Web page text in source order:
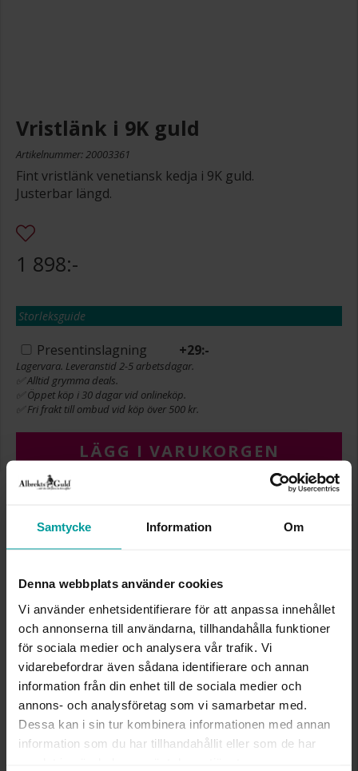
Samtycke Information Om
Denna webbplats använder cookies
Vi använder enhetsidentifierare för att anpassa innehållet
och annonserna till användarna, tillhandahålla funktioner
för sociala medier och analysera vår trafik. Vi
vidarebefordrar även sådana identifierare och annan
information från din enhet till de sociala medier och
annons- och analysföretag som vi samarbetar med.
Dessa kan i sin tur kombinera informationen med annan
information som du har tillhandahållit eller som de har
Vristlänk i 9K guld
Artikelnummer: 20003361
Fint vristlänk venetiansk kedja i 9K guld.
Justerbar längd.
1 898:-
Storleksguide
Presentinslagning +29:-
Lagervara. Leveranstid 2-5 arbetsdagar.
✅ Alltid grymma deals.
✅ Öppet köp i 30 dagar vid onlineköp.
✅ Fri frakt till ombud vid köp över 500 kr.
LÄGG I VARUKORGEN
INFO
LÄNGD CA (CM)
23+2
MATERIAL
Guld
ÄDELMETALL
9K Gold
KEDJEMODELL
Box chain
VIKT CA (GRAM)
1.10
Liknande produkter